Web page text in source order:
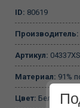
ID: 80619
Производитель:
Артикул:
Материал: 91%
Цвет: Белый